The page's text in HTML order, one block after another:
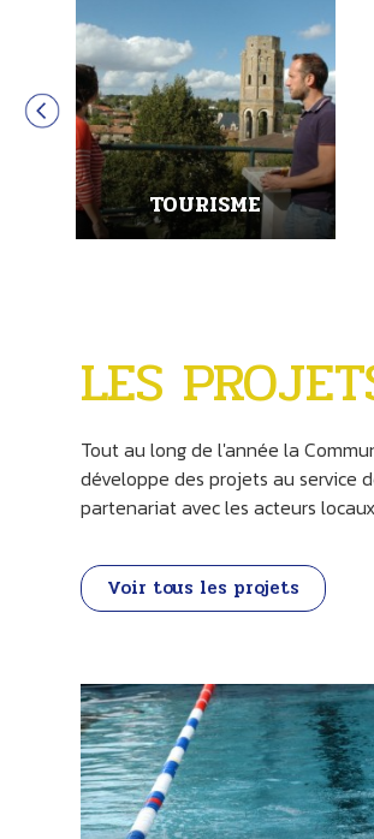
ENFANCE ET JEUNESSE
LES
Tout au long de l'année la
développe des projets au service
partenariat avec les acteurs
Voir tous les projets